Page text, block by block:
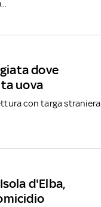
dove
uova
con targa straniera
d'Elba,